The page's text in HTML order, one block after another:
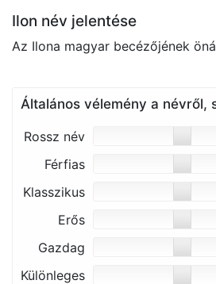
Ilon név jelentése
Az Ilona magyar becézőjének
Általános vélemény a névről,
Rossz név
Férfias
Klasszikus
Erős
Gazdag
Különleges